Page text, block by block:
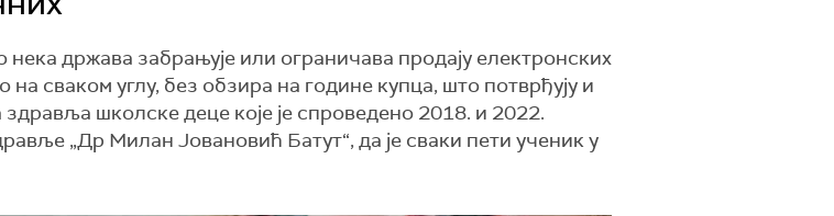
држава забрањује или ограничава продају електронских
на сваком углу, без обзира на године купца, што потврђују и
школске деце које је спроведено 2018. и 2022.
„Др Милан Јовановић Батут“, да је сваки пети ученик у